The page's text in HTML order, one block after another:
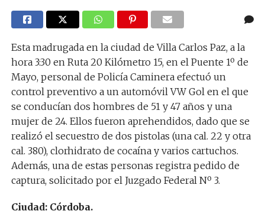
Esta madrugada en la ciudad de Villa Carlos Paz, a la
hora 3:30 en Ruta 20 Kilómetro 15, en el Puente 1º de
Mayo, personal de Policía Caminera efectuó un
control preventivo a un automóvil VW Gol en el que
se conducían dos hombres de 51 y 47 años y una
mujer de 24. Ellos fueron aprehendidos, dado que se
realizó el secuestro de dos pistolas (una cal. 22 y otra
cal. 380), clorhidrato de cocaína y varios cartuchos.
Además, una de estas personas registra pedido de
captura, solicitado por el Juzgado Federal Nº 3.
Ciudad: Córdoba.